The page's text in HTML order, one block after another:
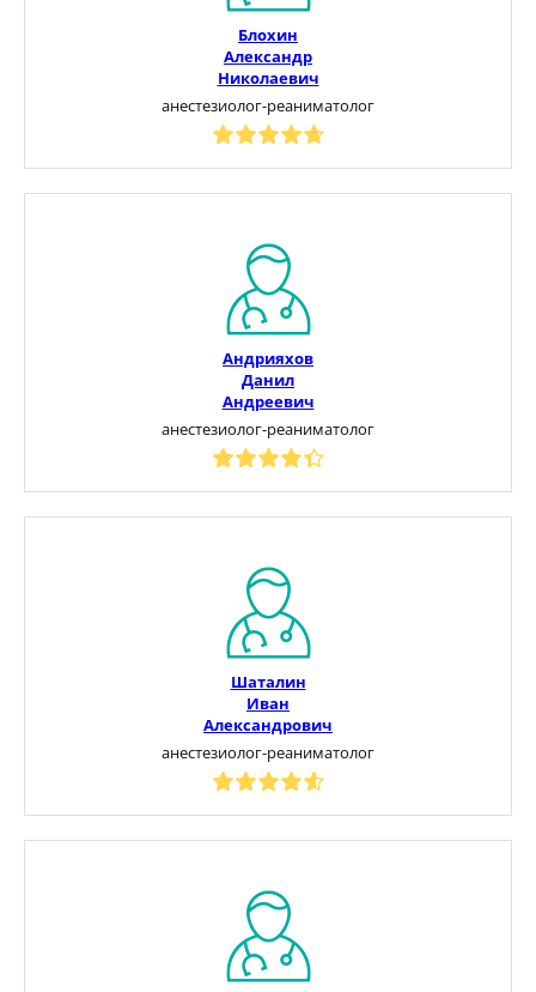
Блохин
Александр
Николаевич
анестезиолог-реаниматолог
Андрияхов
Данил
Андреевич
анестезиолог-реаниматолог
Шаталин
Иван
Александрович
анестезиолог-реаниматолог